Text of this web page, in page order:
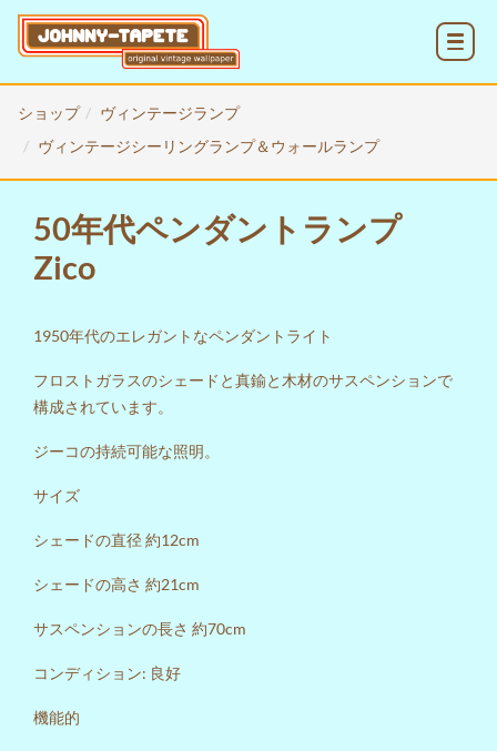
ショップ
ヴィンテージランプ
ヴィンテージシーリングランプ＆ウォールランプ
50年代ペンダントランプ
Zico
1950年代のエレガントなペンダントライト
フロストガラスのシェードと真鍮と木材のサスペンションで
構成されています。
ジーコの持続可能な照明。
サイズ
シェードの直径 約12cm
シェードの高さ 約21cm
サスペンションの長さ 約70cm
コンディション: 良好
機能的